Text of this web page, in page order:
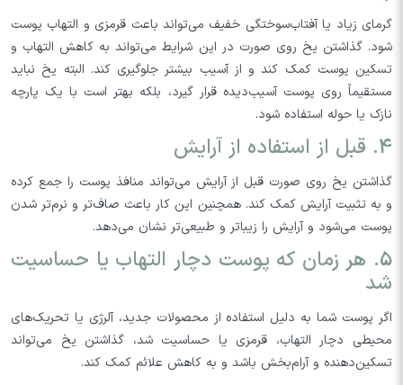
گرمای زیاد یا آفتاب‌سوختگی خفیف می‌تواند باعث قرمزی و التهاب پوست
شود. گذاشتن یخ روی صورت در این شرایط می‌تواند به کاهش التهاب و
تسکین پوست کمک کند و از آسیب بیشتر جلوگیری کند. البته یخ نباید
مستقیماً روی پوست آسیب‌دیده قرار گیرد، بلکه بهتر است با یک پارچه
نازک یا حوله استفاده شود.
4. قبل از استفاده از آرایش
گذاشتن یخ روی صورت قبل از آرایش می‌تواند منافذ پوست را جمع کرده
و به تثبیت آرایش کمک کند. همچنین این کار باعث صاف‌تر و نرم‌تر شدن
پوست می‌شود و آرایش را زیباتر و طبیعی‌تر نشان می‌دهد.
5. هر زمان که پوست دچار التهاب یا حساسیت
شد
اگر پوست شما به دلیل استفاده از محصولات جدید، آلرژی یا تحریک‌های
محیطی دچار التهاب، قرمزی یا حساسیت شد، گذاشتن یخ می‌تواند
تسکین‌دهنده و آرام‌بخش باشد و به کاهش علائم کمک کند.